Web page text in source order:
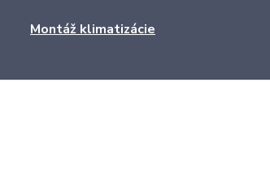
Montáž klimatizácie